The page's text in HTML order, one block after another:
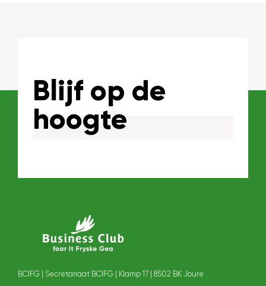
Blijf op de
hoogte
BCIFG | Secretariaat BCIFG | Klamp 17 | 8502 BK Joure